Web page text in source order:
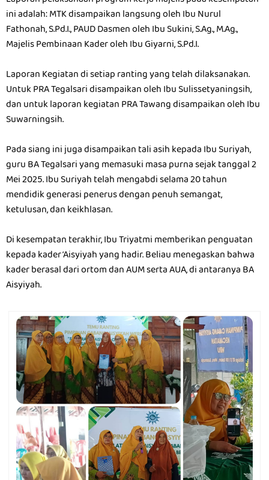
ini adalah: MTK disampaikan langsung oleh Ibu Nurul
Fathonah, S.Pd.I., PAUD Dasmen oleh Ibu Sukini, S.Ag., M.Ag.,
Majelis Pembinaan Kader oleh Ibu Giyarni, S.Pd.I.
Laporan Kegiatan di setiap ranting yang telah dilaksanakan.
Untuk PRA Tegalsari disampaikan oleh Ibu Sulissetyaningsih,
dan untuk laporan kegiatan PRA Tawang disampaikan oleh Ibu
Suwarningsih.
Pada siang ini juga disampaikan tali asih kepada Ibu Suriyah,
guru BA Tegalsari yang memasuki masa purna sejak tanggal 2
Mei 2025. Ibu Suriyah telah mengabdi selama 20 tahun
mendidik generasi penerus dengan penuh semangat,
ketulusan, dan keikhlasan.
Di kesempatan terakhir, Ibu Triyatmi memberikan penguatan
kepada kader ‘Aisyiyah yang hadir. Beliau menegaskan bahwa
kader berasal dari ortom dan AUM serta AUA, di antaranya BA
Aisyiyah.